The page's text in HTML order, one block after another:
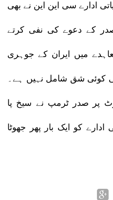
ادارے سی این این نے بھی
کے دعوے کی نفی کرتے
میں ایران کے جوہری
کوئی شق شامل نہیں ہے۔
پر صدر ٹرمپ نے سیخ پا
ادارے کو ایک بار پھر جھوٹا